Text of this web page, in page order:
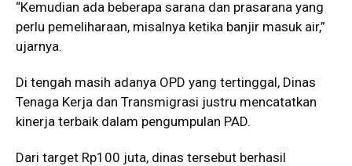
“Kemudian ada beberapa sarana dan prasarana yang
perlu pemeliharaan, misalnya ketika banjir masuk air,”
ujarnya.
Di tengah masih adanya OPD yang tertinggal, Dinas
Tenaga Kerja dan Transmigrasi justru mencatatkan
kinerja terbaik dalam pengumpulan PAD.
Dari target Rp100 juta, dinas tersebut berhasil